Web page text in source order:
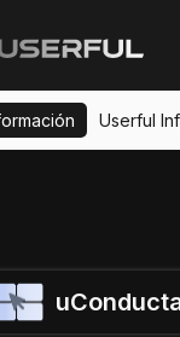
Userful